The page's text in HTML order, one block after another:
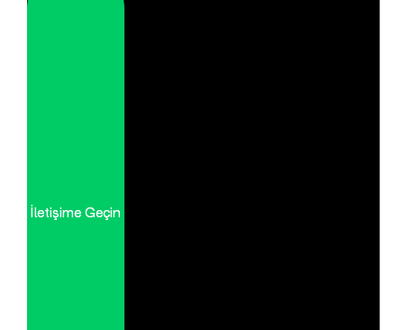
İletişime Geçin
İletişime Geçin